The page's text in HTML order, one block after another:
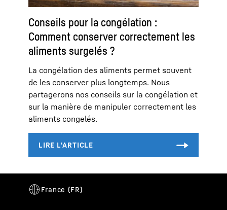
Conseils pour la congélation :
Comment conserver correctement les
aliments surgelés ?
La congélation des aliments permet souvent
de les conserver plus longtemps. Nous
partagerons nos conseils sur la congélation et
sur la manière de manipuler correctement les
aliments congelés.